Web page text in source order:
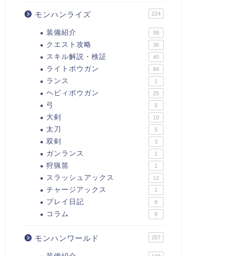
モンハンライズ 224
装備紹介 99
クエスト攻略 38
スキル解説・検証 40
ライトボウガン 84
ランス 1
ヘビィボウガン 25
弓 5
大剣 10
太刀 5
双剣 3
ガンランス 1
狩猟笛 1
スラッシュアックス 12
チャージアックス 1
プレイ日記 9
コラム 8
モンハンワールド 257